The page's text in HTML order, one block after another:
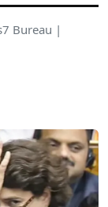
Bureau |